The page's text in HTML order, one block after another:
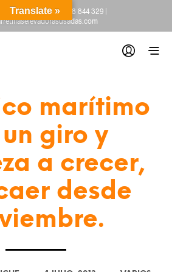
845 222-(+34) 918 844 329|
marítimo
giro y
a crecer,
desde
Translate »